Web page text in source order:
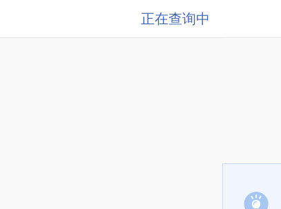
正在查询中